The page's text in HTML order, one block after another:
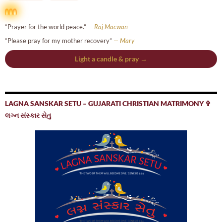
“Prayer for the world peace.” — Raj Macwan
“Please pray for my mother recovery” — Mary
Light a candle & pray →
LAGNA SANSKAR SETU – GUJARATI CHRISTIAN MATRIMONY ✞
લગ્ન સંસ્કાર સેતુ